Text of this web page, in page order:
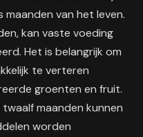
van het leven.
kan vaste voeding
Het is belangrijk om
te verteren
groenten en fruit.
maanden kunnen
worden